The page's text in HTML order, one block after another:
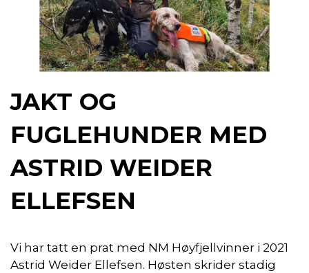
JAKT OG
FUGLEHUNDER MED
ASTRID WEIDER
ELLEFSEN
Vi har tatt en prat med NM Høyfjellvinner i 2021
Astrid Weider Ellefsen. Høsten skrider stadig